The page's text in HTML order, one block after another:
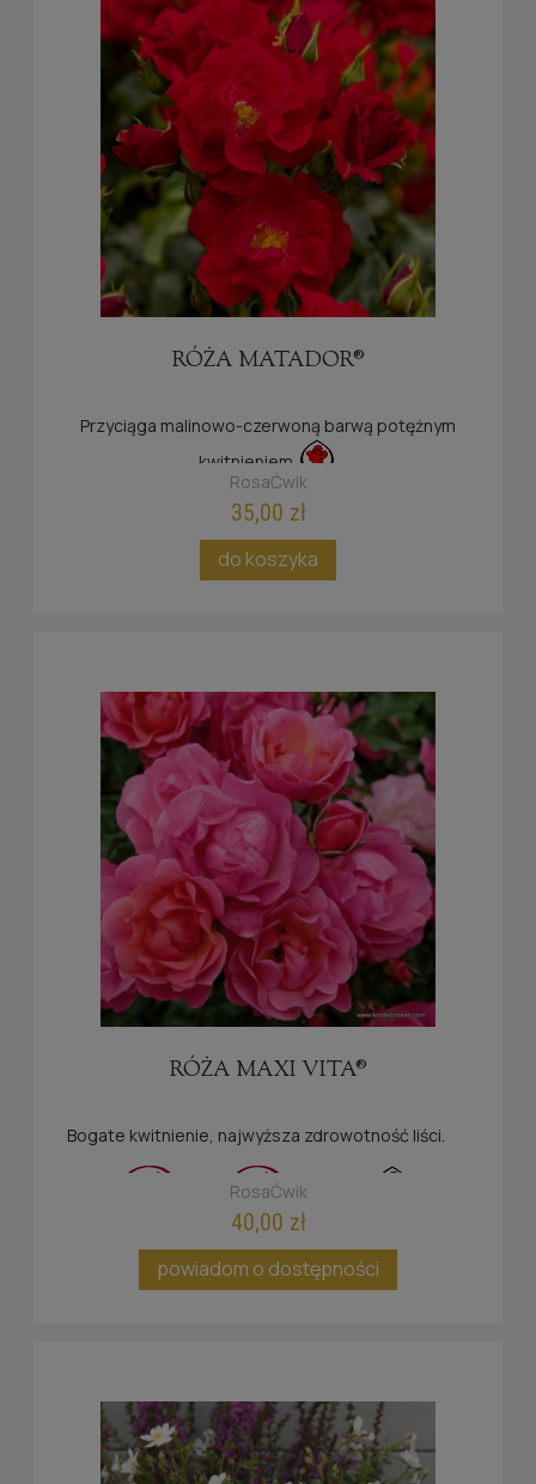
RÓŻA MATADOR®
Przyciąga malinowo-czerwoną barwą potężnym
kwitnieniem.
RosaĆwik
35,00 zł
do koszyka
RÓŻA MAXI VITA®
Bogate kwitnienie, najwyższa zdrowotność liści.
RosaĆwik
40,00 zł
powiadom o dostępności